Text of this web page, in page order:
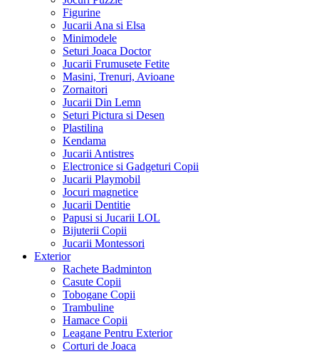
Figurine
Jucarii Ana si Elsa
Minimodele
Seturi Joaca Doctor
Jucarii Frumusete Fetite
Masini, Trenuri, Avioane
Zornaitori
Jucarii Din Lemn
Seturi Pictura si Desen
Plastilina
Kendama
Jucarii Antistres
Electronice si Gadgeturi Copii
Jucarii Playmobil
Jocuri magnetice
Jucarii Dentitie
Papusi si Jucarii LOL
Bijuterii Copii
Jucarii Montessori
Exterior
Rachete Badminton
Casute Copii
Tobogane Copii
Trambuline
Hamace Copii
Leagane Pentru Exterior
Corturi de Joaca